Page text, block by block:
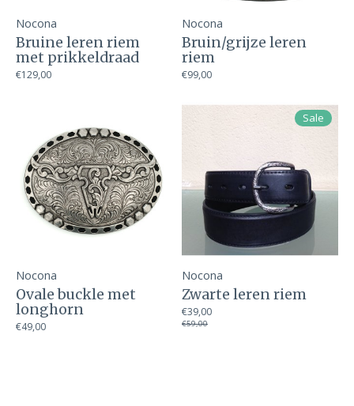
Nocona
Bruine leren riem
met prikkeldraad
€129,00
Nocona
Bruin/grijze leren
riem
€99,00
Nocona
Ovale buckle met
longhorn
€49,00
Sale
Nocona
Zwarte leren riem
€39,00
€59,00